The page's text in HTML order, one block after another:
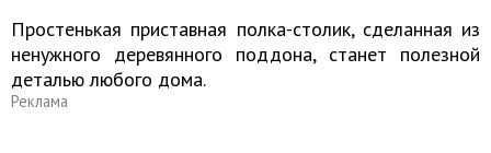
Простенькая приставная полка-столик, сделанная из
ненужного деревянного поддона, станет полезной
деталью любого дома.
Реклама